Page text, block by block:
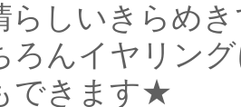
らしいきらめ
ろんイヤリン
できます★